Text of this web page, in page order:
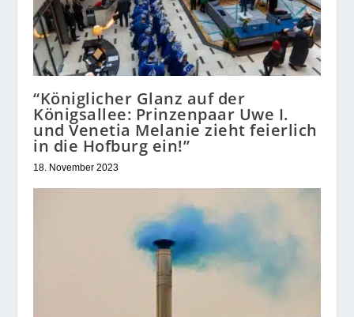
“Königlicher Glanz auf der
Königsallee: Prinzenpaar Uwe I.
und Venetia Melanie zieht feierlich
in die Hofburg ein!”
18. November 2023